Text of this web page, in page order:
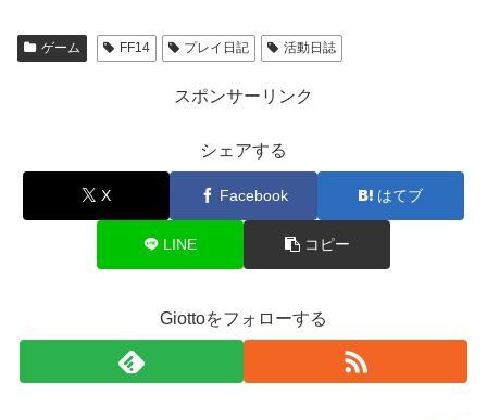
ゲーム FF14 プレイ日記 活動日誌
スポンサーリンク
シェアする
X Facebook はてブ
LINE コピー
Giottoをフォローする